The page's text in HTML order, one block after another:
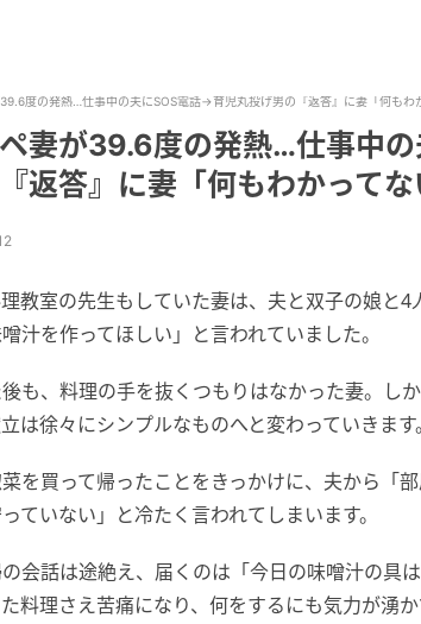
度の発熱…仕事中の夫にSOS電話→育児丸投げ男の『返答』に妻「何もわ
妻が39.6度の発熱…仕事中
返答』に妻「何もわかってな
教室の先生もしていた妻は、夫と双子の娘と
汁を作ってほしい」と言われていました。
も、料理の手を抜くつもりはなかった妻。し
は徐々にシンプルなものへと変わっていきます。
を買って帰ったことをきっかけに、夫から「
ていない」と冷たく言われてしまいます。
会話は途絶え、届くのは「今日の味噌汁の具
料理さえ苦痛になり、何をするにも気力が湧